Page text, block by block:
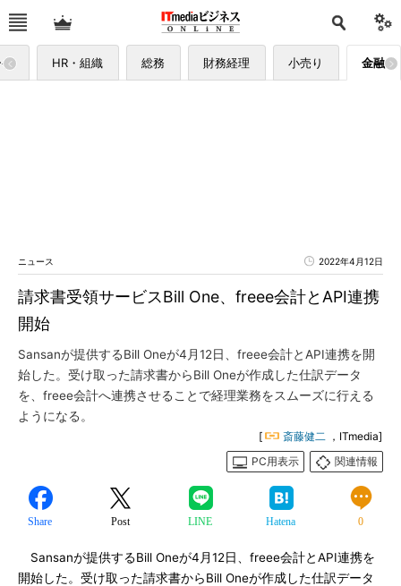
HR・組織 総務 財務経理 小売り 金融
ニュース 2022年4月12日
請求書受領サービスBill One、freee会計とAPI連携
開始
Sansanが提供するBill Oneが4月12日、freee会計とAPI連携を開
始した。受け取った請求書からBill Oneが作成した仕訳データ
を、freee会計へ連携させることで経理業務をスムーズに行える
ようになる。
[ 斎藤健二 ，ITmedia]
PC用表示
関連情報
Share Post LINE Hatena 0
Sansanが提供するBill Oneが4月12日、freee会計とAPI連携を
開始した。受け取った請求書からBill Oneが作成した仕訳データ